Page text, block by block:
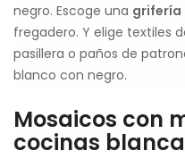
negro. Escoge una grifería
fregadero. Y elige textiles
pasillera o paños de
blanco con negro.
Mosaicos con
cocinas